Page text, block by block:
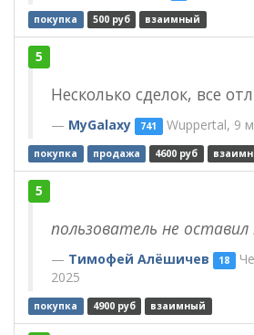
покупка 500 руб взаимный
5
Несколько сделок, все
MyGalaxy 741 Wuppertal, 9
покупка продажа 4600 руб
5
пользователь не
Тимофей Алёшичев 18
2025
покупка 4900 руб взаимный